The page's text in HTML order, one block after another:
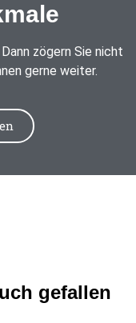
zögern Sie nicht
gerne weiter.
gefallen